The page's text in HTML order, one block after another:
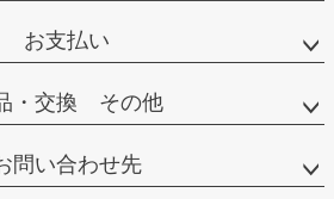
お支払い
・交換 その他
問い合わせ先